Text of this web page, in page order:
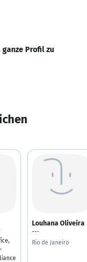
ganze Profil zu
Louhana Oliveira
---
Rio de Janeiro